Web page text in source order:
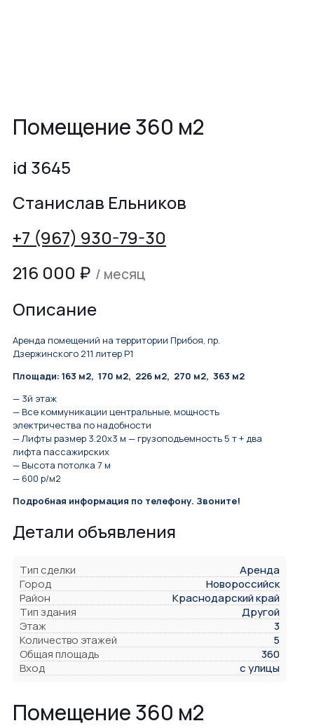
Помещение 360 м2
id 3645
Станислав Ельников
+7 (967) 930-79-30
216 000 ₽ / месяц
Описание
Аренда помещений на территории Прибоя, пр.
Дзержинского 211 литер Р1
Площади: 163 м2, 170 м2, 226 м2, 270 м2, 363 м2
— 3й этаж
— Все коммуникации центральные, мощность
электричества по надобности
— Лифты размер 3.20х3 м — грузоподъемность 5 т + два
лифта пассажирских
— Высота потолка 7 м
— 600 р/м2
Подробная информация по телефону. Звоните!
Детали объявления
Тип сделки
Аренда
Город
Новороссийск
Район
Краснодарский край
Тип здания
Другой
Этаж
3
Количество этажей
5
Общая площадь
360
Вход
с улицы
Помещение 360 м2